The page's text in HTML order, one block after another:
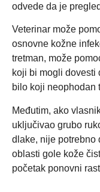
odvede da je
Veterinar može
osnovne kožne
tretman, može
koji bi mogli dovesti
bilo koji neophodan
Međutim, ako
uključivao grubo
dlake, nije potrebno
oblasti gole kože
početak ponovni